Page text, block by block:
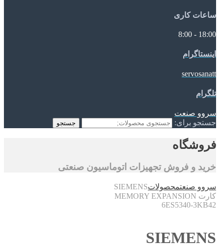
ساعات کاری
18:00 - 8:00
اینستاگرام
servosanatt
تلگرام
سروو صنعت
جستجو برای:
جستجو
فروشگاه
خرید و فروش تجهیزات اتوماسیون صنعتی
سروو صنعتمحصولاتSIEMENS
کارت MEMORY EXPANSION
6ES5340-3KB42
SIEMENS